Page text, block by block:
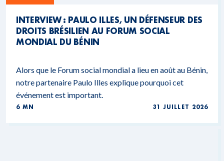
INTERVIEW : PAULO ILLES, UN DÉFENSEUR DES
DROITS BRÉSILIEN AU FORUM SOCIAL
MONDIAL DU BÉNIN
Alors que le Forum social mondial a lieu en août au Bénin,
notre partenaire Paulo Illes explique pourquoi cet
événement est important.
6 MN 31 JUILLET 2026